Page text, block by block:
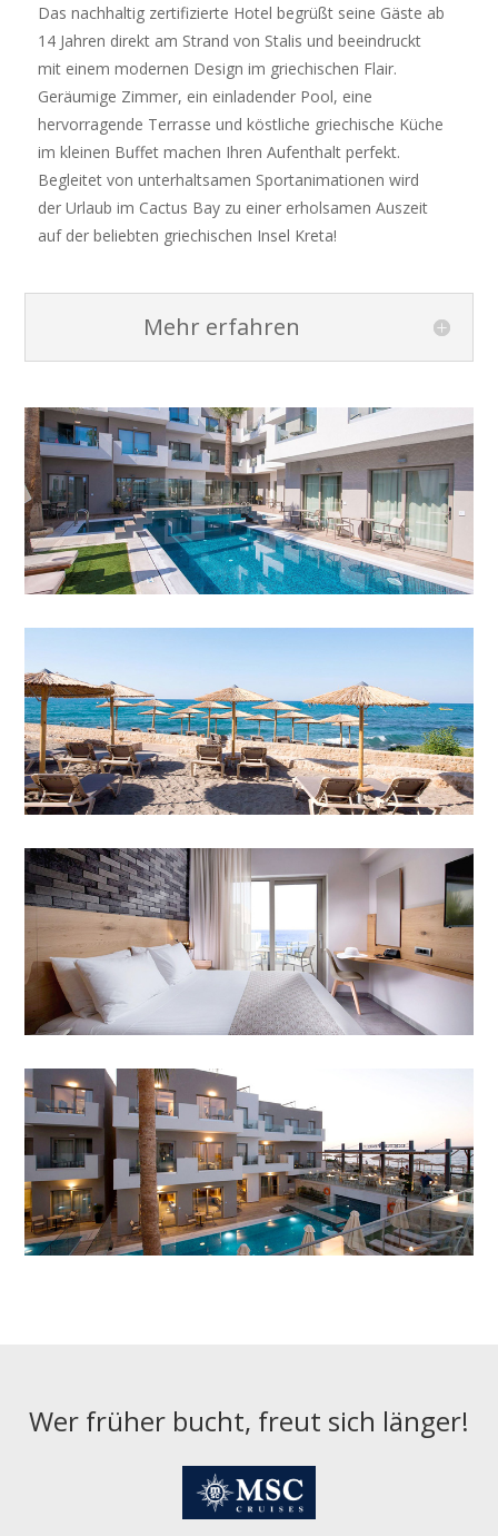
Das nachhaltig zertifizierte Hotel begrüßt seine Gäste ab
14 Jahren direkt am Strand von Stalis und beeindruckt
mit einem modernen Design im griechischen Flair.
Geräumige Zimmer, ein einladender Pool, eine
hervorragende Terrasse und köstliche griechische Küche
im kleinen Buffet machen Ihren Aufenthalt perfekt.
Begleitet von unterhaltsamen Sportanimationen wird
der Urlaub im Cactus Bay zu einer erholsamen Auszeit
auf der beliebten griechischen Insel Kreta!
Mehr erfahren
Wer früher bucht, freut sich länger!